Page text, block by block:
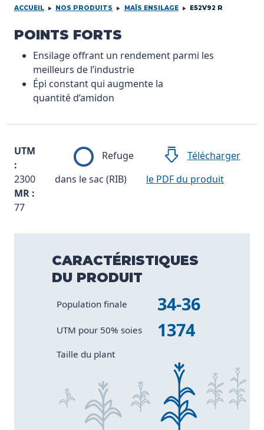
ACCUEIL NOS PRODUITS MAÏS ENSILAGE E52V92 R
PRODCUT INFORMATION
POINTS FORTS
Ensilage offrant un rendement parmi les
meilleurs de l’industrie
Épi constant qui augmente la
quantité d’amidon
UTM
:
2300
MR :
77
Refuge
dans le sac (RIB)
Télécharger
le PDF du produit
CARACTÉRISTIQUES
DU PRODUIT
Caractéristique Valeur
Population finale 34-36
UTM pour 50% soies 1374
Taille du plant